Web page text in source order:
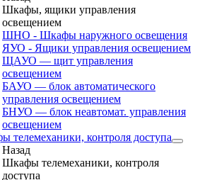
Шкафы, ящики управления
освещением
ШНО - Шкафы наружного освещения
ЯУО - Ящики управления освещением
ЩАУО — щит управления
освещением
БАУО — блок автоматического
управления освещением
БНУО — блок неавтомат. управления
освещением
телемеханики, контроля доступа
Назад
Шкафы телемеханики, контроля
доступа